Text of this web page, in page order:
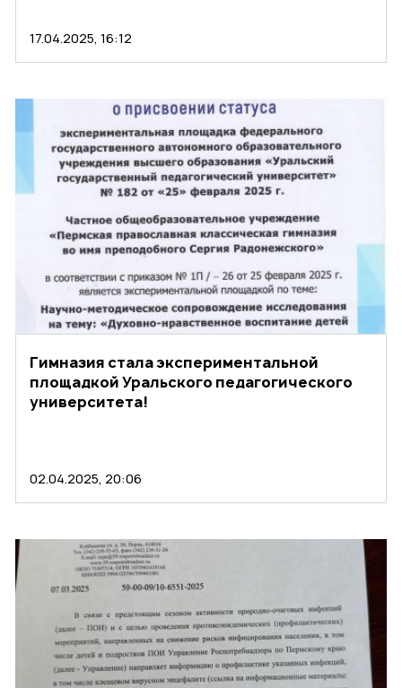
17.04.2025, 16:12
Гимназия стала экспериментальной
площадкой Уральского педагогического
университета!
02.04.2025, 20:06